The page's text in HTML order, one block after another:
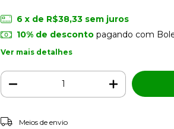
6 x de R$38,33 sem juros
10% de descontopagando com
Ver mais detalhes
Entregas para o CEP:
Meios de envio